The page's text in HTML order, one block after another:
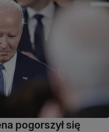
pogorszył się